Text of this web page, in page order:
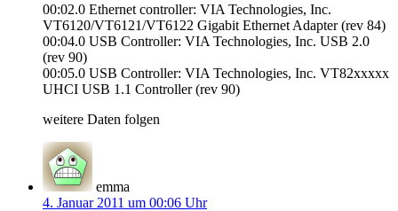
00:02.0 Ethernet controller: VIA Technologies, Inc.
VT6120/VT6121/VT6122 Gigabit Ethernet Adapter (rev 84)
00:04.0 USB Controller: VIA Technologies, Inc. USB 2.0
(rev 90)
00:05.0 USB Controller: VIA Technologies, Inc. VT82xxxxx
UHCI USB 1.1 Controller (rev 90)
weitere Daten folgen
emma
4. Januar 2011 um 00:06 Uhr